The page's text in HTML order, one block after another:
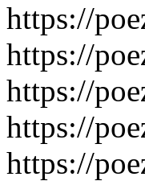
https://
https://
https://
https://
https://